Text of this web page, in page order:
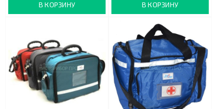
В КОРЗИНУ В КОРЗИНУ